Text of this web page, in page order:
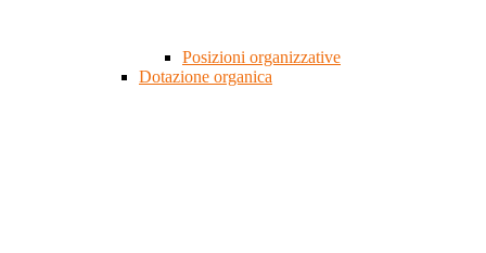
Posizioni organizzative
Dotazione organica